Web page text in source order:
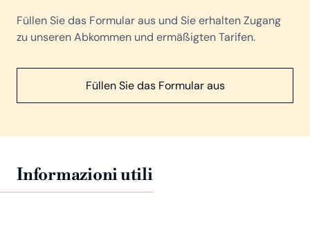
Füllen Sie das Formular aus und Sie erhalten Zugang
zu unseren Abkommen und ermäßigten Tarifen.
Füllen Sie das Formular aus
Informazioni utili